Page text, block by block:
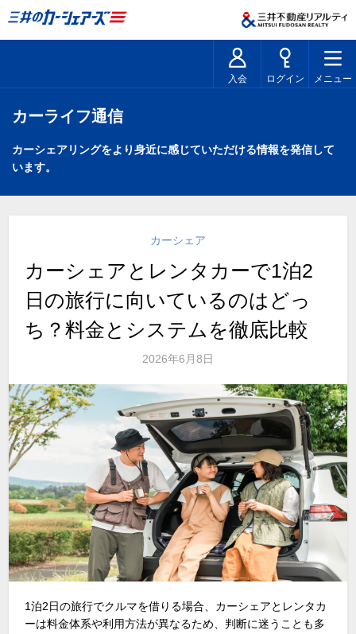
入会 ログイン メニュー
カーライフ通信
カーシェアリングをより身近に感じていただける情報を発信して
います。
カーシェア
カーシェアとレンタカーで1泊2
日の旅行に向いているのはどっ
ち？料金とシステムを徹底比較
2026年6月8日
1泊2日の旅行でクルマを借りる場合、カーシェアとレンタカ
ーは料金体系や利用方法が異なるため、判断に迷うことも多